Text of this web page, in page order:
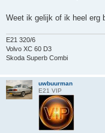
Weet ik gelijk of ik heel erg
E21 320/6
Volvo XC 60 D3
Skoda Superb Combi
uwbuurman
E21 VIP